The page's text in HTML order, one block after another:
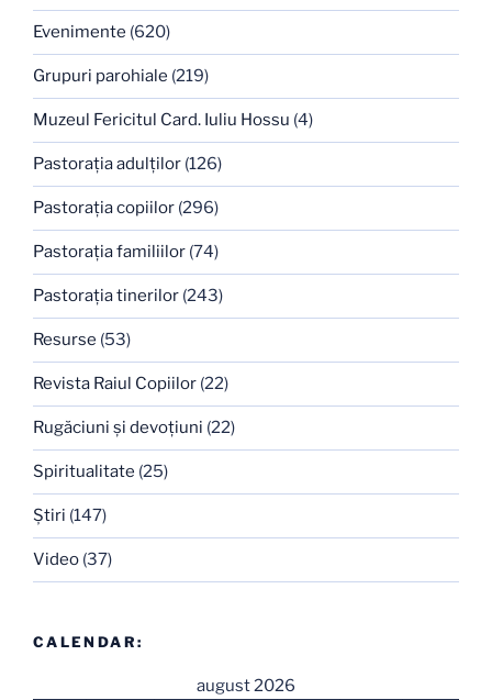
Evenimente (620)
Grupuri parohiale (219)
Muzeul Fericitul Card. Iuliu Hossu (4)
Pastoraţia adulţilor (126)
Pastoraţia copiilor (296)
Pastoraţia familiilor (74)
Pastoraţia tinerilor (243)
Resurse (53)
Revista Raiul Copiilor (22)
Rugăciuni şi devoţiuni (22)
Spiritualitate (25)
Ştiri (147)
Video (37)
CALENDAR:
august 2026